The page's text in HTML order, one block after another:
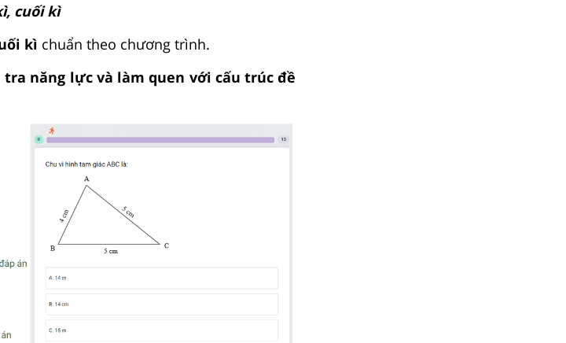
cuối kì
kì chuẩn theo chương trình.
năng lực và làm quen với cấu trúc đề